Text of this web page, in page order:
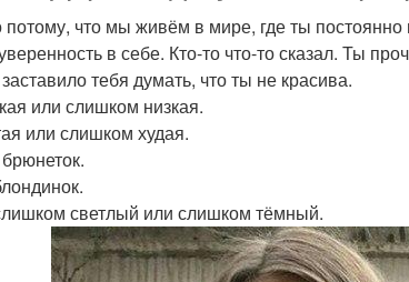
потому, что мы живём в мире, где ты
в себе. Кто-то что-то сказал. Ты
тебя думать, что ты не красива.
или слишком низкая.
или слишком худая.
светлый или слишком тёмный.